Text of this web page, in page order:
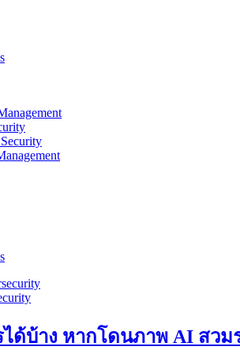
ได้บ้าง หากโดนภาพ AI สวม